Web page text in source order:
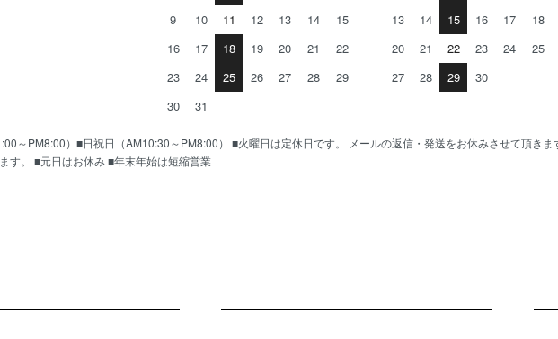
9
10 11 12 13 14
15
16
17 18 19 20 21
22
23
24 25 26 27 28
29
30
31
13
14 15 16 17 18
20
21 22 23 24 25
27
28 29 30
～PM8:00）■日祝日（AM10:30～PM8:00） ■火曜日は定休日です。 メールの返信・発送をお休みさせて頂き
す。 ■元日はお休み ■年末年始は短縮営業